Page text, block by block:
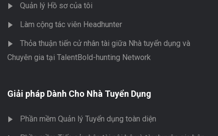
Quản lý Hồ sơ của tôi
Làm cộng tác viên Headhunter
Thỏa thuận tiến cử nhân tài giữa Nhà tuyển dụng và
Chuyên gia tại TalentBold-hunting Network
Giải pháp Dành Cho Nhà Tuyển Dụng
Phần mềm Quản lý Tuyển dụng toàn diện